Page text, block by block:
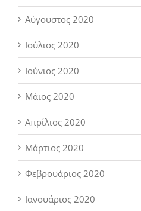
Αύγουστος 2020
Ιούλιος 2020
Ιούνιος 2020
Μάιος 2020
Απρίλιος 2020
Μάρτιος 2020
Φεβρουάριος 2020
Ιανουάριος 2020